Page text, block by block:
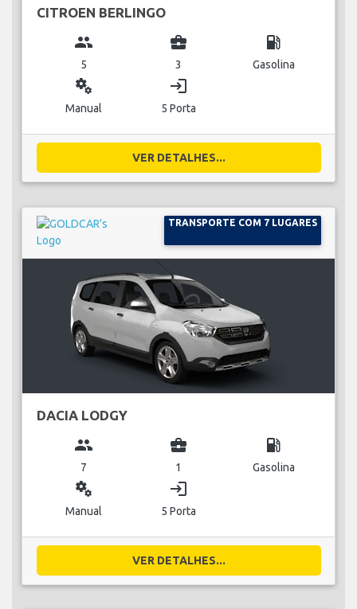
CITROEN BERLINGO
group
5
business_center
3
local_gas_station
Gasolina
miscellaneous_services
Manual
login
5 Porta
VER DETALHES...
TRANSPORTE COM 7 LUGARES
DACIA LODGY
group
7
business_center
1
local_gas_station
Gasolina
miscellaneous_services
Manual
login
5 Porta
VER DETALHES...